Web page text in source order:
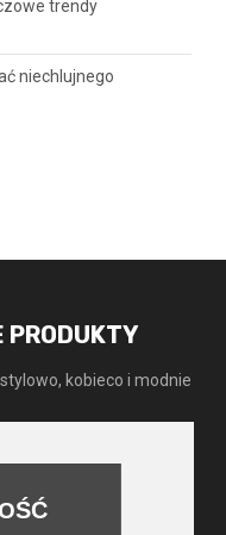
trendy
niechlujnego
PRODUKTY
kobieco i modnie